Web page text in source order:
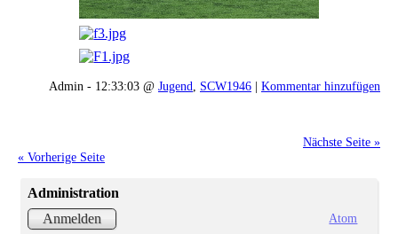
Admin - 12:33:03 @ Jugend, SCW1946 | Kommentar hinzufügen
Nächste Seite »
« Vorherige Seite
Administration
Anmelden
Atom